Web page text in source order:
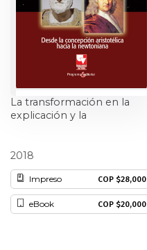
Conflicto Armado
Construcción de paz
Derecho
Desarrollo
Diseño
Economía
La transformación en la
explicación y la
2018
Impreso COP $28,000
eBook COP $20,000